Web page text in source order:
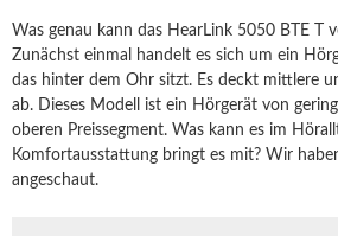
Was genau kann das HearLink 5050 BTE T
Zunächst einmal handelt es sich um ein
das hinter dem Ohr sitzt. Es deckt mittlere
ab. Dieses Modell ist ein Hörgerät von
oberen Preissegment. Was kann es im
Komfortausstattung bringt es mit? Wir
angeschaut.